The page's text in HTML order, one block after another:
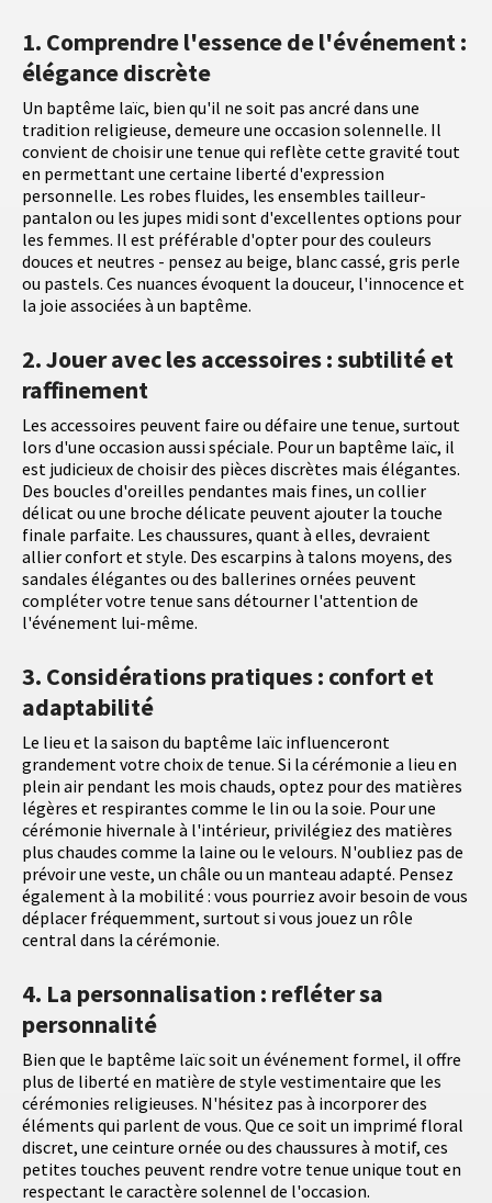
1. Comprendre l'essence de l'événement :
élégance discrète
Un baptême laïc, bien qu'il ne soit pas ancré dans une
tradition religieuse, demeure une occasion solennelle. Il
convient de choisir une tenue qui reflète cette gravité tout
en permettant une certaine liberté d'expression
personnelle. Les robes fluides, les ensembles tailleur-
pantalon ou les jupes midi sont d'excellentes options pour
les femmes. Il est préférable d'opter pour des couleurs
douces et neutres - pensez au beige, blanc cassé, gris perle
ou pastels. Ces nuances évoquent la douceur, l'innocence et
la joie associées à un baptême.
2. Jouer avec les accessoires : subtilité et
raffinement
Les accessoires peuvent faire ou défaire une tenue, surtout
lors d'une occasion aussi spéciale. Pour un baptême laïc, il
est judicieux de choisir des pièces discrètes mais élégantes.
Des boucles d'oreilles pendantes mais fines, un collier
délicat ou une broche délicate peuvent ajouter la touche
finale parfaite. Les chaussures, quant à elles, devraient
allier confort et style. Des escarpins à talons moyens, des
sandales élégantes ou des ballerines ornées peuvent
compléter votre tenue sans détourner l'attention de
l'événement lui-même.
3. Considérations pratiques : confort et
adaptabilité
Le lieu et la saison du baptême laïc influenceront
grandement votre choix de tenue. Si la cérémonie a lieu en
plein air pendant les mois chauds, optez pour des matières
légères et respirantes comme le lin ou la soie. Pour une
cérémonie hivernale à l'intérieur, privilégiez des matières
plus chaudes comme la laine ou le velours. N'oubliez pas de
prévoir une veste, un châle ou un manteau adapté. Pensez
également à la mobilité : vous pourriez avoir besoin de vous
déplacer fréquemment, surtout si vous jouez un rôle
central dans la cérémonie.
4. La personnalisation : refléter sa
personnalité
Bien que le baptême laïc soit un événement formel, il offre
plus de liberté en matière de style vestimentaire que les
cérémonies religieuses. N'hésitez pas à incorporer des
éléments qui parlent de vous. Que ce soit un imprimé floral
discret, une ceinture ornée ou des chaussures à motif, ces
petites touches peuvent rendre votre tenue unique tout en
respectant le caractère solennel de l'occasion.